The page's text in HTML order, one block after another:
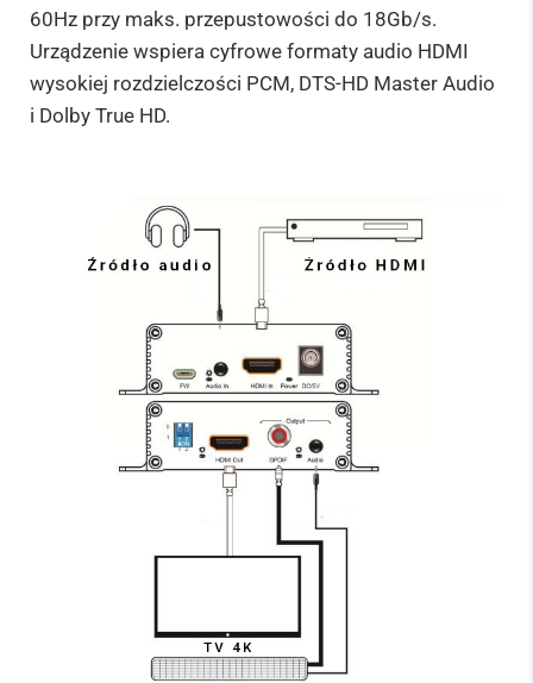
60Hz przy maks. przepustowości do 18Gb/s.
Urządzenie wspiera cyfrowe formaty audio HDMI
wysokiej rozdzielczości PCM, DTS-HD Master Audio
i Dolby True HD.